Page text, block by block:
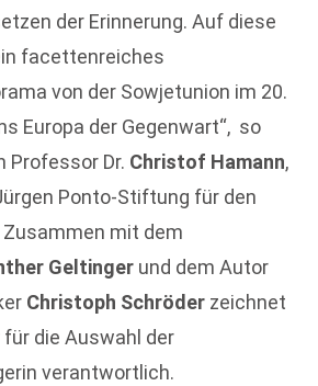
der Erinnerung. Auf diese
facettenreiches
von der Sowjetunion im 20.
Europa der Gegenwart“, so
Professor Dr. Christof Hamann,
Ponto-Stiftung für den
mit dem
Geltinger und dem Autor
Christoph Schröder zeichnet
die Auswahl der
verantwortlich.